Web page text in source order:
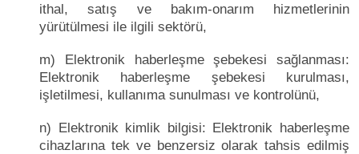
ithal, satış ve bakım-onarım hizmetlerinin
yürütülmesi ile ilgili sektörü,
m) Elektronik haberleşme şebekesi sağlanması:
Elektronik haberleşme şebekesi kurulması,
işletilmesi, kullanıma sunulması ve kontrolünü,
n) Elektronik kimlik bilgisi: Elektronik haberleşme
cihazlarına tek ve benzersiz olarak tahsis edilmiş